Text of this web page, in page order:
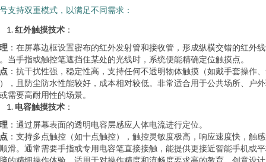
支持双重模式，以满足不同需求：
红外触摸技术 ：
：在屏幕边框设置密布的红外发射管和接收管，形成纵横交错的红外
当手指或触控笔遮挡住某处的光线时，系统便能精确定位触摸点。
：抗干扰性强，稳定性高，支持任何不透明物体触摸（如戴手套操作
，且防尘防水性能较好，成本相对较低。非常适合用于公共场所、户
需要高耐用性的场景。
电容触摸技术 ：
：通过屏幕表面的透明电容层感应人体电流进行定位。
：支持多点触控（如十点触控），触控灵敏度极高，响应速度快，触
滑。通常需要手指或专用电容笔直接接触，能提供更接近智能手机或
的精细操作体验。适用于对操作精度和流畅度要求高的教育、创意设